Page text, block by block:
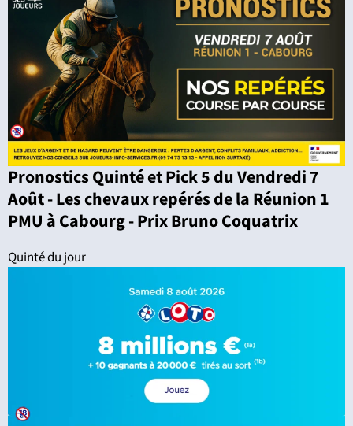
Pronostics Quinté et Pick 5 du Vendredi 7
Août - Les chevaux repérés de la Réunion 1
PMU à Cabourg - Prix Bruno Coquatrix
Quinté du jour